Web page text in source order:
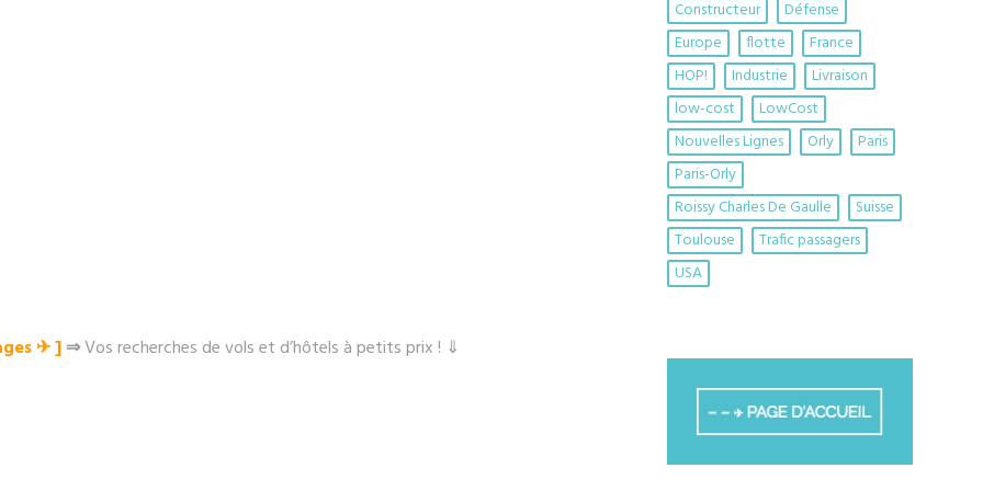
✈︎ ]⇒Vos recherches de vols et d’hôtels à petits prix ! ⇓
Constructeur
Défense
Europe
flotte
France
HOP!
Industrie
Livraison
low-cost
LowCost
Nouvelles Lignes
Orly
Paris
Paris-Orly
Roissy Charles De Gaulle
Suisse
Toulouse
Trafic passagers
USA